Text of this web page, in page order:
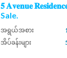
𝟓 𝐀𝐯𝐞𝐧𝐮𝐞
Sale.
အရွယ်အစား
အိပ်ခန်းများ